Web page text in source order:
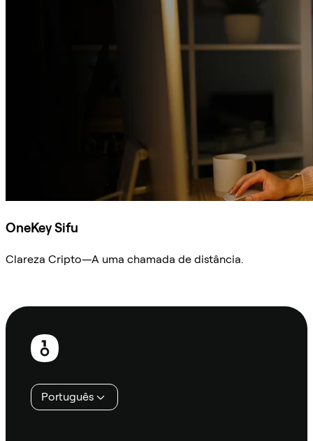
OneKey Sifu
Clareza Cripto—A uma chamada de distância.
Rodapé
Português